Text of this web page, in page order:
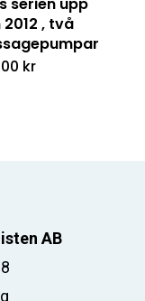
serien upp
, två
kr
AB